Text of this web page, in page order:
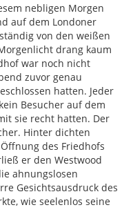
nebligen Morgen
auf dem Londoner
von den weißen
drang kaum
war noch nicht
zuvor genau
hatten. Jeder
Besucher auf dem
sie recht hatten. Der
Hinter dichten
des Friedhofs
er den Westwood
ahnungslosen
Gesichtsausdruck des
wie seelenlos seine